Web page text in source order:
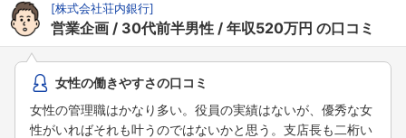
[株式会社荘内銀行]
営業企画 30代前半男性 年収520万円 の口コミ
女性の働きやすさの口コミ
女性の管理職はかなり多い。役員の実績はないが、優秀な女
性がいればそれも叶うのではないかと思う。支店長も二桁い